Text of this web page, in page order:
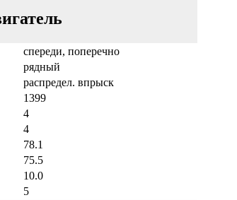
спереди, поперечно
рядный
распредел. впрыск
1399
4
4
78.1
75.5
10.0
5